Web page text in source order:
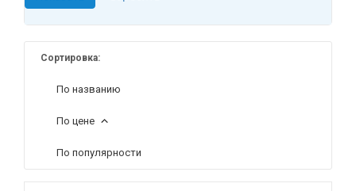
Сортировка:
По названию
По цене
По популярности